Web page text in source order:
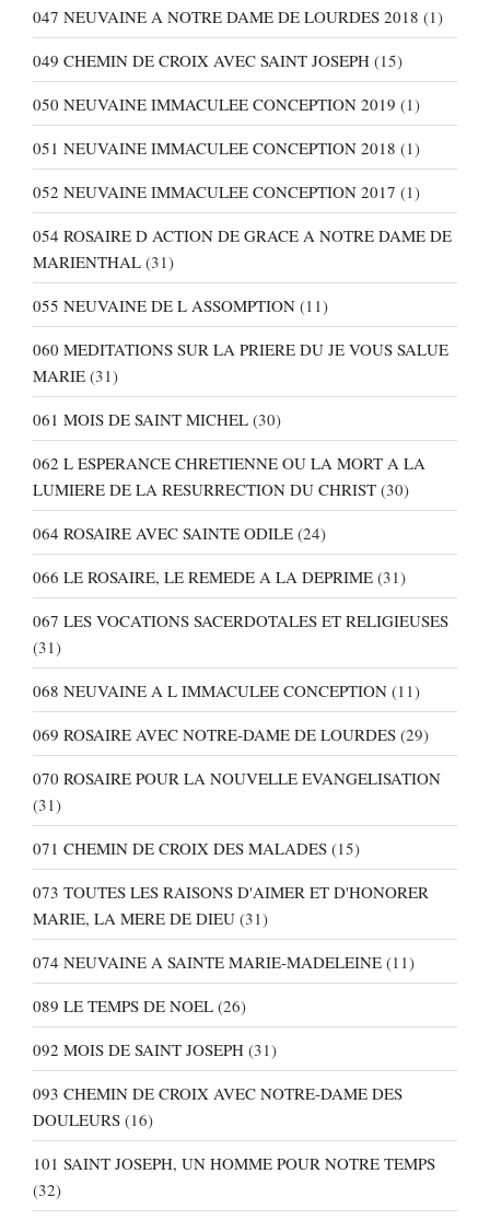
047 NEUVAINE A NOTRE DAME DE LOURDES 2018 (1)
049 CHEMIN DE CROIX AVEC SAINT JOSEPH (15)
050 NEUVAINE IMMACULEE CONCEPTION 2019 (1)
051 NEUVAINE IMMACULEE CONCEPTION 2018 (1)
052 NEUVAINE IMMACULEE CONCEPTION 2017 (1)
054 ROSAIRE D ACTION DE GRACE A NOTRE DAME DE
MARIENTHAL (31)
055 NEUVAINE DE L ASSOMPTION (11)
060 MEDITATIONS SUR LA PRIERE DU JE VOUS SALUE
MARIE (31)
061 MOIS DE SAINT MICHEL (30)
062 L ESPERANCE CHRETIENNE OU LA MORT A LA
LUMIERE DE LA RESURRECTION DU CHRIST (30)
064 ROSAIRE AVEC SAINTE ODILE (24)
066 LE ROSAIRE, LE REMEDE A LA DEPRIME (31)
067 LES VOCATIONS SACERDOTALES ET RELIGIEUSES
(31)
068 NEUVAINE A L IMMACULEE CONCEPTION (11)
069 ROSAIRE AVEC NOTRE-DAME DE LOURDES (29)
070 ROSAIRE POUR LA NOUVELLE EVANGELISATION
(31)
071 CHEMIN DE CROIX DES MALADES (15)
073 TOUTES LES RAISONS D'AIMER ET D'HONORER
MARIE, LA MERE DE DIEU (31)
074 NEUVAINE A SAINTE MARIE-MADELEINE (11)
089 LE TEMPS DE NOEL (26)
092 MOIS DE SAINT JOSEPH (31)
093 CHEMIN DE CROIX AVEC NOTRE-DAME DES
DOULEURS (16)
101 SAINT JOSEPH, UN HOMME POUR NOTRE TEMPS
(32)